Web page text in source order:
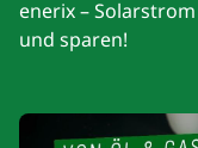
enerix –
und sparen!